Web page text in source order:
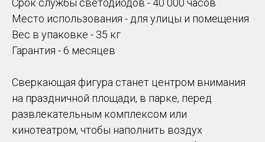
Срок службы светодиодов - 40 000 часов
Место использования - для улицы и помещения
Вес в упаковке - 35 кг
Гарантия - 6 месяцев
Сверкающая фигура станет центром внимания
на праздничной площади, в парке, перед
развлекательным комплексом или
кинотеатром, чтобы наполнить воздух